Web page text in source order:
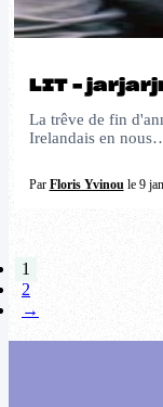
LIT –
La trêve de fin
Irelandais en
Par Floris Yvinoule 9
1
2
→